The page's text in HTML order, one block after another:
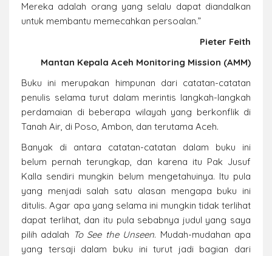
Mereka adalah orang yang selalu dapat diandalkan
untuk membantu memecahkan persoalan.”
Pieter Feith
Mantan Kepala Aceh Monitoring Mission (AMM)
Buku ini merupakan himpunan dari catatan-catatan
penulis selama turut dalam merintis langkah-langkah
perdamaian di beberapa wilayah yang berkonflik di
Tanah Air, di Poso, Ambon, dan terutama Aceh.
Banyak di antara catatan-catatan dalam buku ini
belum pernah terungkap, dan karena itu Pak Jusuf
Kalla sendiri mungkin belum mengetahuinya. Itu pula
yang menjadi salah satu alasan mengapa buku ini
ditulis. Agar apa yang selama ini mungkin tidak terlihat
dapat terlihat, dan itu pula sebabnya judul yang saya
pilih adalah To See the Unseen. Mudah-mudahan apa
yang tersaji dalam buku ini turut jadi bagian dari